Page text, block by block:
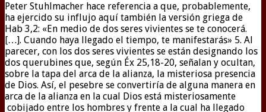
Peter Stuhlmacher hace referencia a que, probablemente,
ha ejercido su influjo aquí también la versión griega de
Hab 3,2: «En medio de dos seres vivientes se te conocerá.
[…]. Cuando haya llegado el tiempo, te manifestarás» 5. Al
parecer, con los dos seres vivientes se están designando los
dos querubines que, según Éx 25,18-20, señalan y ocultan,
sobre la tapa del arca de la alianza, la misteriosa presencia
de Dios. Así, el pesebre se convertiría de alguna manera en
arca de la alianza en la cual Dios está misteriosamente
cobijado entre los hombres y frente a la cual ha llegado